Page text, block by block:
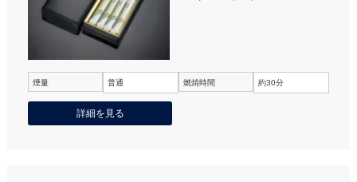
煙量 普通 燃焼時間 約30分
詳細を見る